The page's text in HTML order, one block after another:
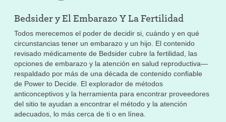
Bedsider yEl Embarazo Y La Fertilidad
Todos merecemos el poder de decidir si, cuándo y en qué
circunstancias tener un embarazo y un hijo. El contenido
revisado médicamente de Bedsider cubre la fertilidad, las
opciones de embarazo y la atención en salud reproductiva—
respaldado por más de una década de contenido confiable
de Power to Decide. El explorador de métodos
anticonceptivos y la herramienta para encontrar proveedores
del sitio te ayudan a encontrar el método y la atención
adecuados, lo más cerca de ti o en línea.